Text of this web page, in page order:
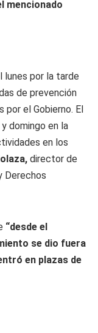
mencionado
lunes por la tarde
de prevención
por el Gobierno. El
domingo en la
en los
director de
Derechos
“desde el
se dio fuera
en plazas de